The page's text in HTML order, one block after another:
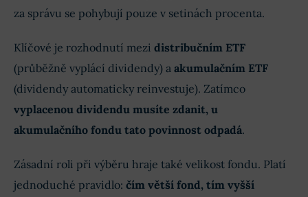
za správu se pohybují pouze v setinách procenta.
Klíčové je rozhodnutí mezi distribučním ETF
(průběžně vyplácí dividendy) a akumulačním ETF
(dividendy automaticky reinvestuje). Zatímco
vyplacenou dividendu musíte zdanit, u
akumulačního fondu tato povinnost odpadá.
Zásadní roli při výběru hraje také velikost fondu. Platí
jednoduché pravidlo: čím větší fond, tím vyšší